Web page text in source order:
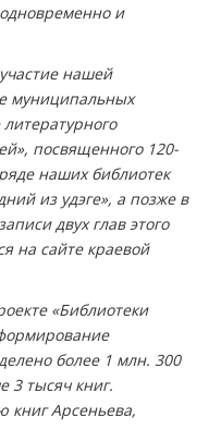
и
нашей
муниципальных
посвященного 120-
наших библиотек
из удэге», а позже в
двух глав этого
на сайте краевой
«Библиотеки
более 1 млн. 300
3 тысяч книг.
книг Арсеньева,